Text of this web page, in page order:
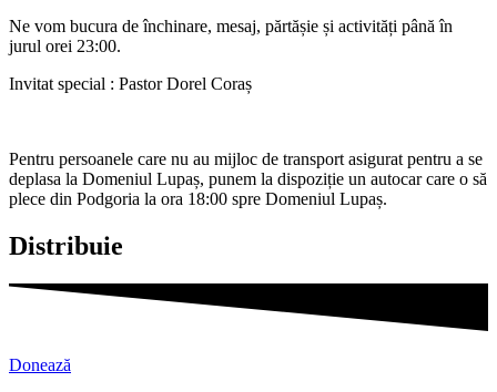
Ne vom bucura de închinare, mesaj, părtășie și activități până în
jurul orei 23:00.
Invitat special : Pastor Dorel Coraș
Pentru persoanele care nu au mijloc de transport asigurat pentru a se
deplasa la Domeniul Lupaș, punem la dispoziție un autocar care o să
plece din Podgoria la ora 18:00 spre Domeniul Lupaș.
Distribuie
Donează